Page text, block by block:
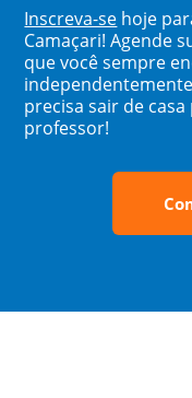
Inscreva-se hoje
Camaçari! Agende
que você sempre
precisa sair de
professor!